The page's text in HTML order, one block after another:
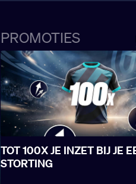
PROMOTIES
TOT 100X JE INZET BIJ JE
STORTING